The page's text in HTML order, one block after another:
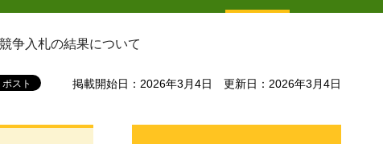
争入札の結果について
掲載開始日：2026年3月4日 更新日：2026年3月4日